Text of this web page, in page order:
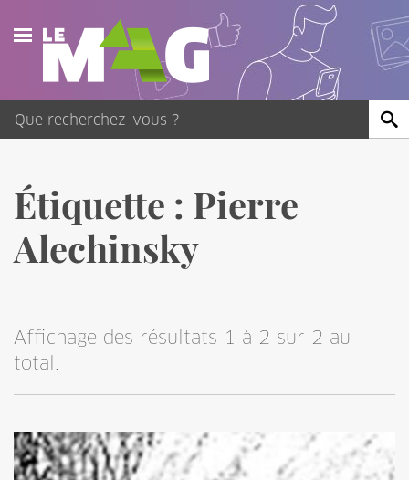
Actualités
Agenda
Vidéos
Contact
Étiquette : Pierre
Alechinsky
Affichage des résultats 1 à 2 sur 2 au
total.